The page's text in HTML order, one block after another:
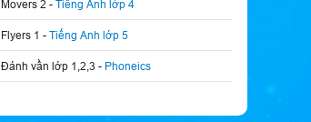
Movers 2 - Tiếng Anh lớp 4
Flyers 1 - Tiếng Anh lớp 5
Đánh vần lớp 1,2,3 - Phoneics